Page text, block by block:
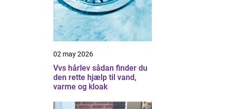
02 may 2026
Vvs hårlev sådan finder du
den rette hjælp til vand,
varme og kloak